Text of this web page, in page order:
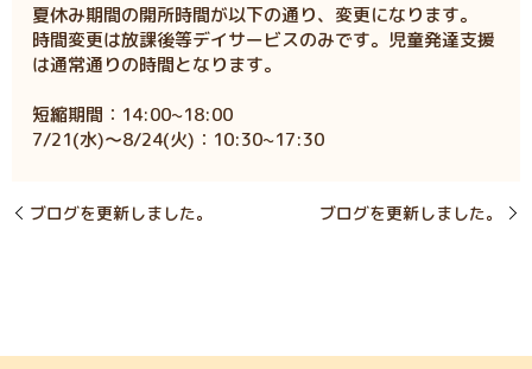
夏休み期間の開所時間が以下の通り、変更になります。
時間変更は放課後等デイサービスのみです。児童発達支援
は通常通りの時間となります。
短縮期間：14:00~18:00
7/21(水)～8/24(火)：10:30~17:30
ブログを更新しました。 ブログを更新しました。